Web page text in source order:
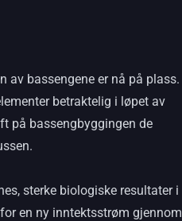
av bassengene er nå på plass.
betraktelig i løpet av
på bassengbyggingen de
sterke biologiske resultater i
en ny inntektsstrøm gjennom